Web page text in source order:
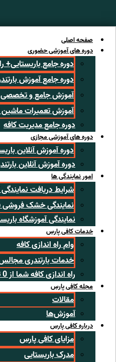
صفحه اصلی
دوره های آموزشی حضوری
دوره جامع باریستایی+
دوره جامع آموزش
آموزش جامع و تخصصی
آموزش تعمیرات ماشین
دوره جامع مدیریت کافه
دوره های آموزشی مجازی
دوره آموزش آنلاین
دوره آموزش آنلاین
امور نمایندگی ها
شرایط دریافت
نمایندگی خشک فروشی
نمایندگی آموزشگاه
خدمات کافی پارس
وام راه اندازی کافه
خدمات بارتندری
راه اندازی کافه شما از 0 تا 100
مجله کافی پارس
مقالات
آموزش‌ها
درباره کافی پارس
مزایای کافی پارس
مدرک باریستایی